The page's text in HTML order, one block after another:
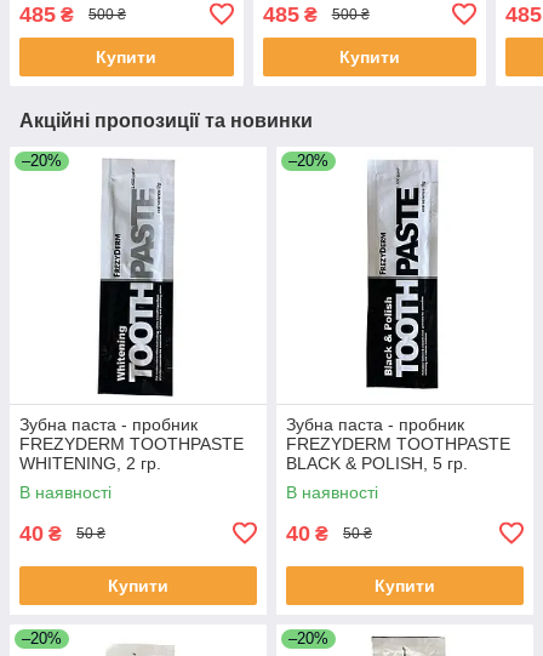
485 ₴ 500 ₴
Купити
485₴ 500 ₴
Купити
485
Акційні пропозиції та новинки
–20%
Зубна паста - пробник
FREZYDERM TOOTHPASTE
WHITENING, 2 гр.
В наявності
40 ₴ 50 ₴
Купити
–20%
Зубна паста - пробник
FREZYDERM TOOTHPASTE
BLACK & POLISH, 5 гр.
В наявності
40 ₴ 50 ₴
Купити
–20% –20%